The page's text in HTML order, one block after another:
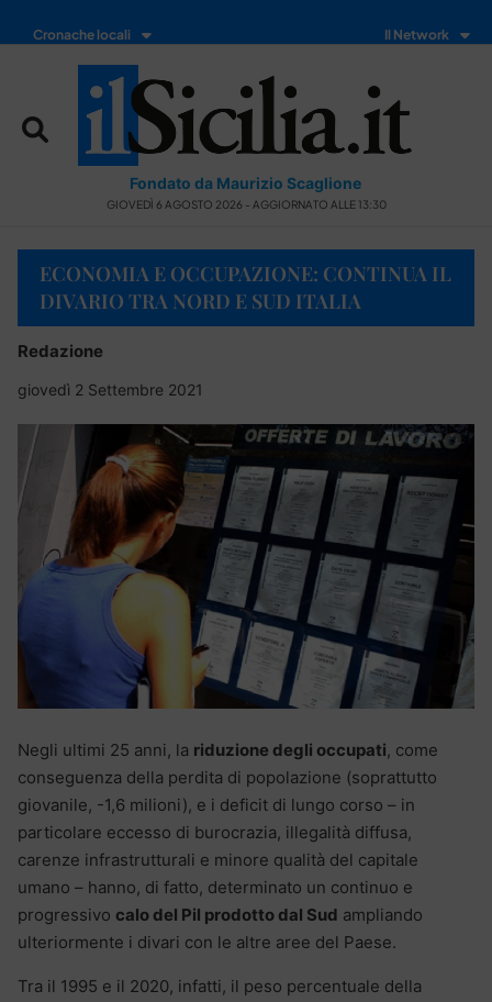
Cronache locali Il Network
Fondato da Maurizio Scaglione
GIOVEDÌ 6 AGOSTO 2026 - AGGIORNATO ALLE 13:30
ECONOMIA E OCCUPAZIONE: CONTINUA IL
DIVARIO TRA NORD E SUD ITALIA
Redazione
giovedì 2 Settembre 2021
Negli ultimi 25 anni, la riduzione degli occupati, come
conseguenza della perdita di popolazione (soprattutto
giovanile, -1,6 milioni), e i deficit di lungo corso – in
particolare eccesso di burocrazia, illegalità diffusa,
carenze infrastrutturali e minore qualità del capitale
umano – hanno, di fatto, determinato un continuo e
progressivo calo del Pil prodotto dal Sud ampliando
ulteriormente i divari con le altre aree del Paese.
Tra il 1995 e il 2020, infatti, il peso percentuale della